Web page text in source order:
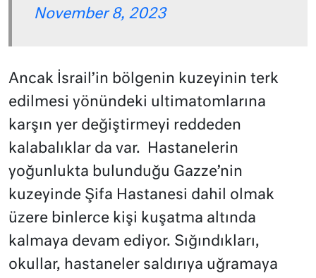
November 8, 2023
Ancak İsrail’in bölgenin kuzeyinin terk
edilmesi yönündeki ultimatomlarına
karşın yer değiştirmeyi reddeden
kalabalıklar da var. Hastanelerin
yoğunlukta bulunduğu Gazze’nin
kuzeyinde Şifa Hastanesi dahil olmak
üzere binlerce kişi kuşatma altında
kalmaya devam ediyor. Sığındıkları,
okullar, hastaneler saldırıya uğramaya